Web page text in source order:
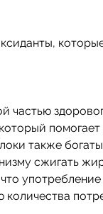
частью
также
сжигать
количества